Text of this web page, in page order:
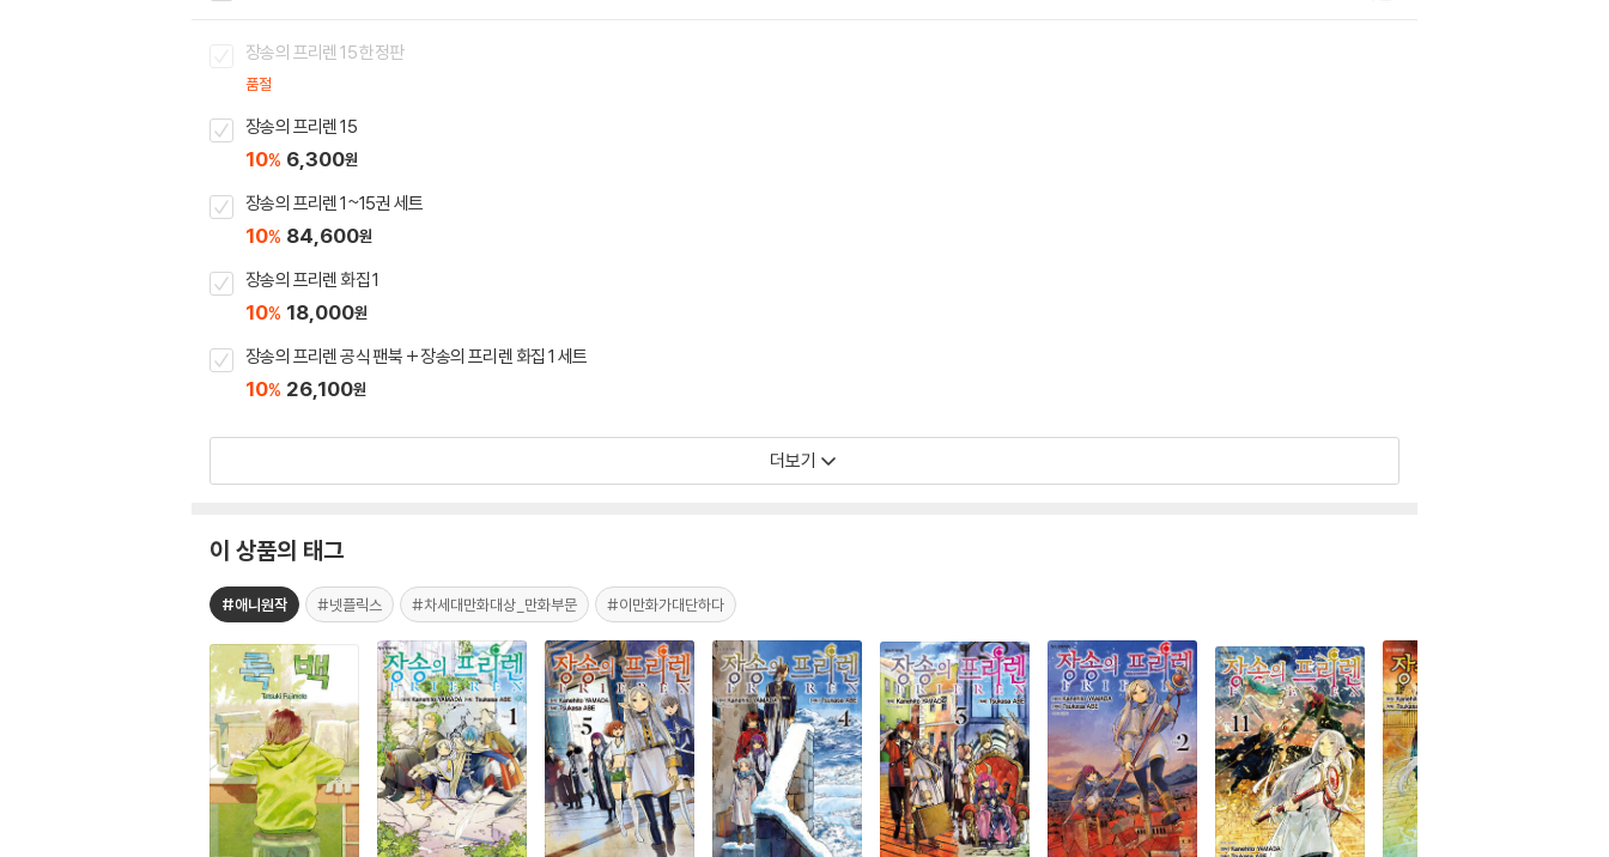
장송의 프리렌 15 한정판
품절
장송의 프리렌 15
10% 6,300원
장송의 프리렌 1~15권 세트
10% 84,600원
장송의 프리렌 화집 1
10% 18,000원
장송의 프리렌 공식 팬북 + 장송의 프리렌 화집 1 세트
10% 26,100원
더보기
이 상품의 태그
#애니원작 #넷플릭스 #차세대만화대상_만화부문 #이만화가대단하다